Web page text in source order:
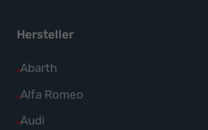
Hersteller
Abarth
Alle
Fahrzeuge
Alfa Romeo
Alle
Fahrzeuge
Audi
Alle